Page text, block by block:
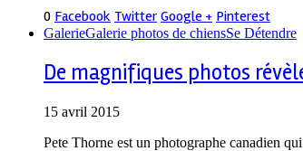
0 Facebook Twitter Google + Pinterest
GalerieGalerie photos de chiensSe Détendre
De magnifiques photos
15 avril 2015
Pete Thorne est un photographe canadien